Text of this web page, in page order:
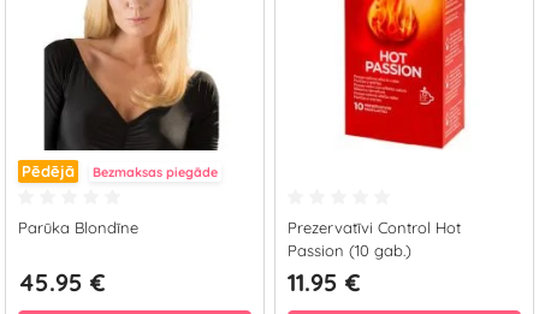
Pēdējā Bezmaksas piegāde
Parūka Blondīne
45.95 €
Prezervatīvi Control Hot
Passion (10 gab.)
11.95 €